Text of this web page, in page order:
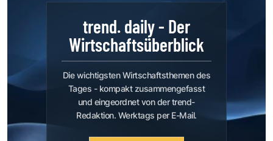
trend. daily - Der
Wirtschaftsüberblick
Die wichtigsten Wirtschaftsthemen des
Tages - kompakt zusammengefasst
und eingeordnet von der trend-
Redaktion. Werktags per E-Mail.